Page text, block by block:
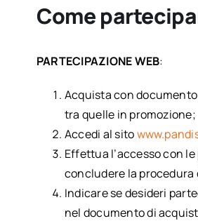
Come
PARTECIPAZIONE WEB:
Acquista con
tra quelle in promozione;
Accedi al sito
Effettua l’accesso con
concludere la procedura
Indicare se desideri
nel documento di